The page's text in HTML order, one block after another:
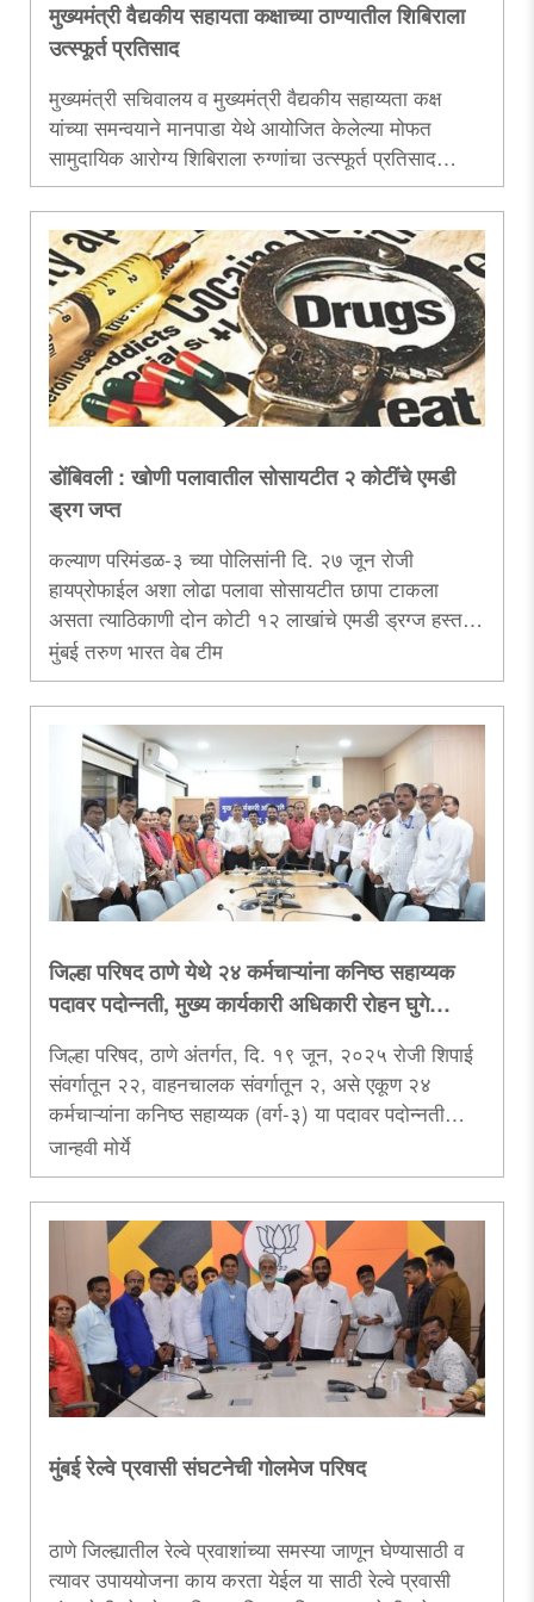
मुख्यमंत्री वैद्यकीय सहायता कक्षाच्या ठाण्यातील शिबिराला
उत्स्फूर्त प्रतिसाद
मुख्यमंत्री सचिवालय व मुख्यमंत्री वैद्यकीय सहाय्यता कक्ष
यांच्या समन्वयाने मानपाडा येथे आयोजित केलेल्या मोफत
सामुदायिक आरोग्य शिबिराला रुग्णांचा उत्स्फूर्त प्रतिसाद
मिळाला. या शिबिरात रुग्णांची मोफत तपासणी करण्यात येऊन
आवश्यक रुग्णांवर मोफत शस्त्रक्रिया करण्यात येणार आहेत...
डोंबिवली : खोणी पलावातील सोसायटीत २ कोटींचे एमडी
ड्रग जप्त
कल्याण परिमंडळ-३ च्या पोलिसांनी दि. २७ जून रोजी
हायप्रोफाईल अशा लोढा पलावा सोसायटीत छापा टाकला
असता त्याठिकाणी दोन कोटी १२ लाखांचे एमडी ड्रग्ज हस्तगत
केले आहेत. या प्रकरणात तीन आरोपींना अटक केली असून
त्यामध्ये एका तरुणीचा समावेश आहे. कॉल सेंटरमध्ये काम करत
असल्याचा दिखावा करणारे हे तिघे शहरात तरुणाईला ड्रग्ज
पुरवित होते.पोलिस आत्ता या रॅकेटच्या सूत्रधारांच्या शोधात
आहेत...
मुंबई तरुण भारत वेब टीम
जिल्हा परिषद ठाणे येथे २४ कर्मचाऱ्यांना कनिष्ठ सहाय्यक
पदावर पदोन्नती, मुख्य कार्यकारी अधिकारी रोहन घुगे
यांच्याकडून पदोन्नत कर्मचाऱ्यांना शुभेच्छा
जिल्हा परिषद, ठाणे अंतर्गत, दि. १९ जून, २०२५ रोजी शिपाई
संवर्गातून २२, वाहनचालक संवर्गातून २, असे एकूण २४
कर्मचाऱ्यांना कनिष्ठ सहाय्यक (वर्ग-३) या पदावर पदोन्नती
देण्यात आली आहे...
जान्हवी मोर्ये
मुंबई रेल्वे प्रवासी संघटनेची गोलमेज परिषद
ठाणे जिल्ह्यातील रेल्वे प्रवाशांच्या समस्या जाणून घेण्यासाठी व
त्यावर उपाययोजना काय करता येईल या साठी रेल्वे प्रवासी